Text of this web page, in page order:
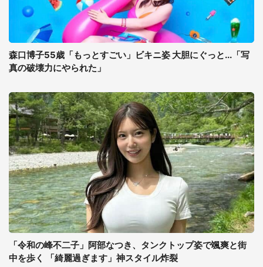
森口博子55歳「もっとすごい」ビキニ姿 大胆にぐっと...「写
真の破壊力にやられた」
「令和の峰不二子」阿部なつき、タンクトップ姿で颯爽と街
中を歩く 「綺麗過ぎます」神スタイル炸裂